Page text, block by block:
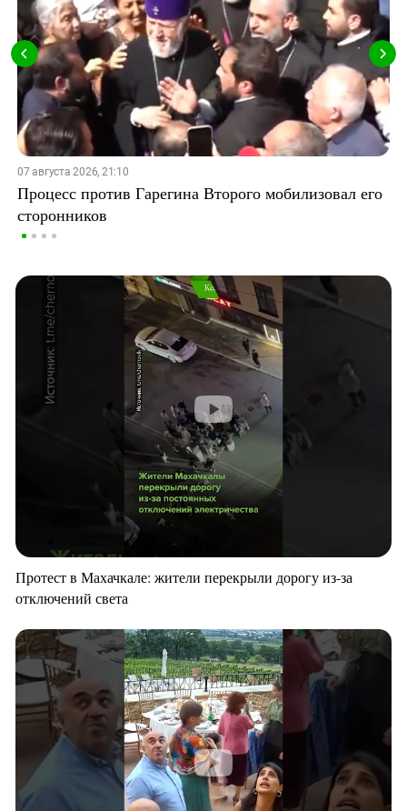
07 августа 2026, 21:10
Процесс против Гарегина Второго мобилизовал его
сторонников
Протест в Махачкале: жители перекрыли дорогу из-за
отключений света